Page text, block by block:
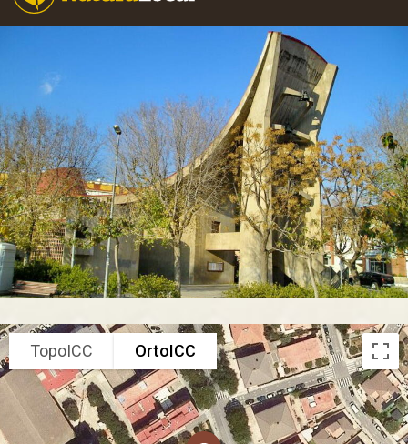
Main
navigation
TopoICC OrtoICC